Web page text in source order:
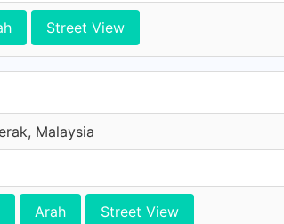
Street View
Malaysia
Arah Street View